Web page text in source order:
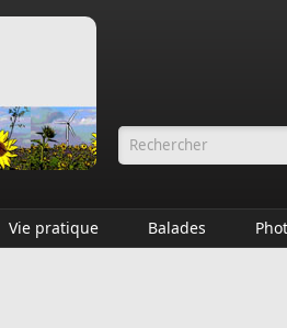
Formulaire de
Vie pratique Balades